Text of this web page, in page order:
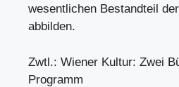
wesentlichen Bestandteil
abbilden.
Zwtl.: Wiener Kultur: Zwei
Programm